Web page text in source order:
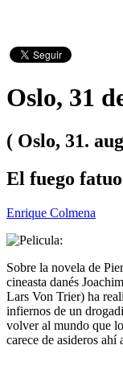
Oslo, 31
( Oslo, 31.
El fuego fatuo
Enrique Colmena
Sobre la novela de
cineasta danés
Lars Von Trier) ha
infiernos de un
volver al mundo que
carece de asideros ahí